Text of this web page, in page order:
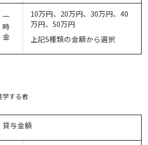
一
時
金
10万円、 20万円、 30万円、 40
万円、 50万円
上記5種類の金額から選択
学する者
貸与金額